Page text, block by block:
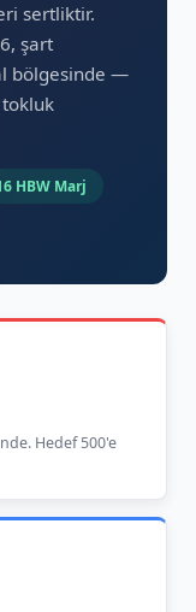
sertliktir.
şart
bölgesinde —
HBW Marj
Hedef 500'e